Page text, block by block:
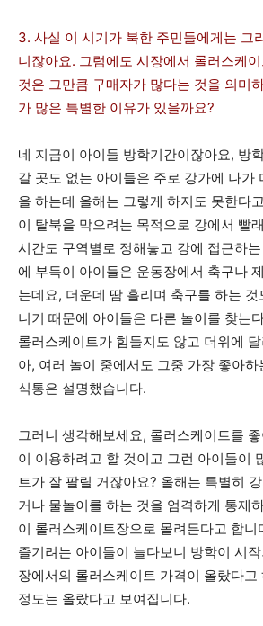
3. 사실 이 시기가 북한 주민들에게는 그
니잖아요. 그럼에도 시장에서 롤러스케
것은 그만큼 구매자가 많다는 것을 의미
가 많은 특별한 이유가 있을까요?
네 지금이 아이들 방학기간이잖아요, 방
갈 곳도 없는 아이들은 주로 강가에 나가
을 하는데 올해는 그렇게 하지도 못한다
이 탈북을 막으려는 목적으로 강에서 빨
시간도 구역별로 정해놓고 강에 접근하
에 부득이 아이들은 운동장에서 축구나
는데요, 더운데 땀 흘리며 축구를 하는
니기 때문에 아이들은 다른 놀이를 찾는
롤러스케이트가 힘들지도 않고 더위에
아, 여러 놀이 중에서도 그중 가장 좋아
식통은 설명했습니다.
그러니 생각해보세요, 롤러스케이트를
이 이용하려고 할 것이고 그런 아이들이
트가 잘 팔릴 거잖아요? 올해는 특별히
거나 물놀이를 하는 것을 엄격하게 통제
이 롤러스케이트장으로 몰려든다고 합니
즐기려는 아이들이 늘다보니 방학이 시
장에서의 롤러스케이트 가격이 올랐다고
정도는 올랐다고 보여집니다.